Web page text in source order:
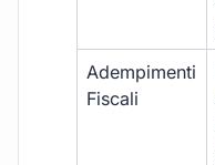
Adempimenti
Fiscali